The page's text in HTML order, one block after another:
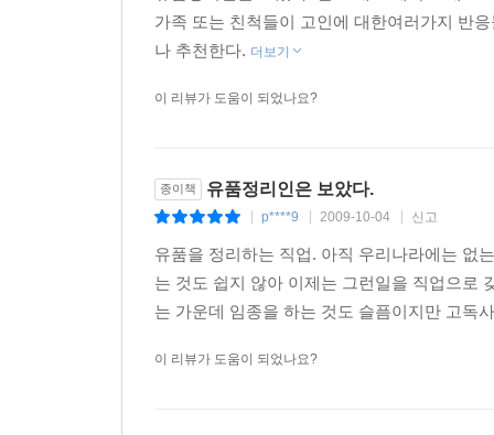
가족 또는 친척들이 고인에 대한여러가지 반
나 추천한다. 더보기
이 리뷰가 도움이 되었나요?
종이책 유품정리인은 보았다.
p****9 2009-10-04 신고
유품을 정리하는 직업. 아직 우리나라에는 없
는 것도 쉽지 않아 이제는 그런일을 직업으로
는 가운데 임종을 하는 것도 슬픔이지만 고독
이 리뷰가 도움이 되었나요?